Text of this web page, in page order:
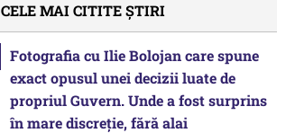
CELE MAI CITITE ȘTIRI
Fotografia cu Ilie Bolojan care spune
exact opusul unei decizii luate de
propriul Guvern. Unde a fost surprins
în mare discreție, fără alai